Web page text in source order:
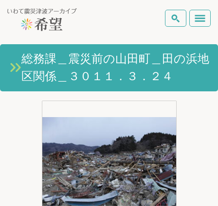
いわて震災津波アーカイブとは
岩手県の被害状況
Foreign Laguage
検索
総務課＿震災前の山田町＿田の浜地
区関係＿３０１１．３．２４